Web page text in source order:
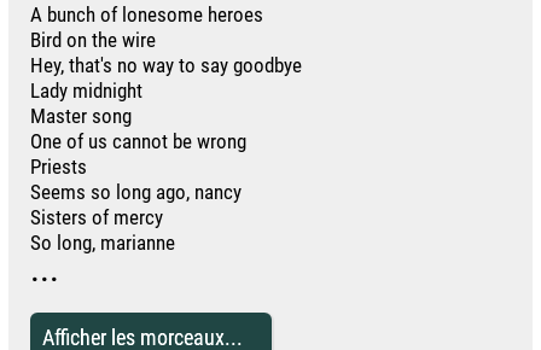
A bunch of lonesome heroes
Bird on the wire
Hey, that's no way to say goodbye
Lady midnight
Master song
One of us cannot be wrong
Priests
Seems so long ago, nancy
Sisters of mercy
So long, marianne
...
Afficher les morceaux...